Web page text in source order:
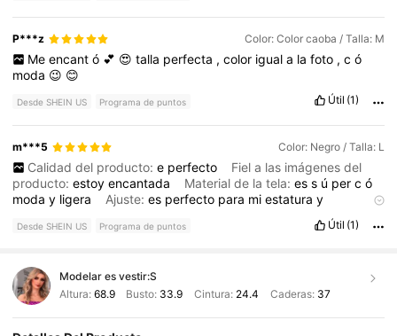
P***z Color: Color caoba / Talla: M
Me encant ó 💕 😍 talla perfecta , color igual a la foto , c ó
moda 😉 😊
Desde SHEIN US Programa de puntos Útil (1)
m***5 Color: Negro / Talla: L
Calidad del producto: e perfecto
Fiel a las imágenes del
producto:estoyencantada Material de la tela:ess ú percó
moday ligera Ajuste:es perfecto para miestaturay
Desde SHEIN US Programa de puntos Útil (1)
Modelar es vestir:S
Altura: 68.9 Busto: 33.9 Cintura: 24.4 Caderas: 37